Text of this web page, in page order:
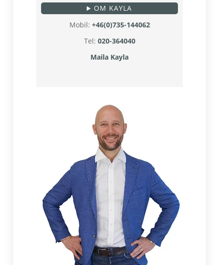
OM KAYLA
Mobil: +46(0)735-144062
Tel: 020-364040
Maila Kayla